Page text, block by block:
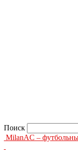
Поиск
MilanAC –